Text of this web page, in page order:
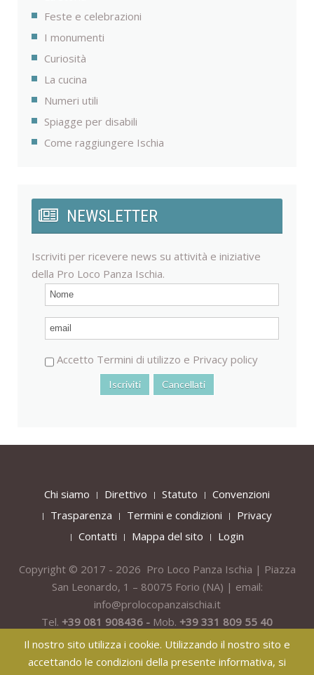
Feste e celebrazioni
I monumenti
Curiosità
La cucina
Numeri utili
Spiagge per disabili
Come raggiungere Ischia
NEWSLETTER
Iscriviti per ricevere news su attività e iniziative
della Pro Loco Panza Ischia.
Accetto Termini di utilizzo e Privacy policy
Chi siamo Direttivo Statuto
Convenzioni
Trasparenza
Termini e condizioni
Privacy
Contatti
Mappa del sito Login
Copyright © 2017 - 2026 Pro Loco Panza Ischia | Piazza
San Leonardo, 1 – 80075 Forio (NA) | email:
info@prolocopanzaischia.it
Tel. +39 081 908436 - Mob. +39 331 809 55 40
Il nostro sito utilizza i cookie. Utilizzando il nostro sito e
accettando le condizioni della presente informativa, si